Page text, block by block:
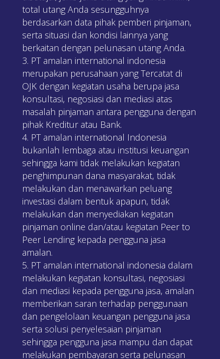
total utang Anda sesungguhnya
berdasarkan data pihak pemberi pinjaman,
serta situasi dan kondisi lainnya yang
berkaitan dengan pelunasan utang Anda.
PT amalan international indonesia
merupakan perusahaan yang Tercatat di
OJK dengan kegiatan usaha berupa jasa
konsultasi, negosiasi dan mediasi atas
masalah pinjaman antara pengguna dengan
pihak Kreditur atau Bank.
PT amalan international Indonesia
bukanlah lembaga atau institusi keuangan
sehingga kami tidak melakukan kegiatan
penghimpunan dana masyarakat, tidak
melakukan dan menawarkan peluang
investasi dalam bentuk apapun, tidak
melakukan dan menyediakan kegiatan
pinjaman online dan/atau kegiatan Peer to
Peer Lending kepada pengguna jasa
amalan.
PT amalan international indonesia dalam
melakukan kegiatan konsultasi, negosiasi
dan mediasi kepada pengguna jasa, amalan
memberikan saran terhadap penggunaan
dan pengelolaan keuangan pengguna jasa
serta solusi penyelesaian pinjaman
sehingga pengguna jasa mampu dan dapat
melakukan pembayaran serta pelunasan